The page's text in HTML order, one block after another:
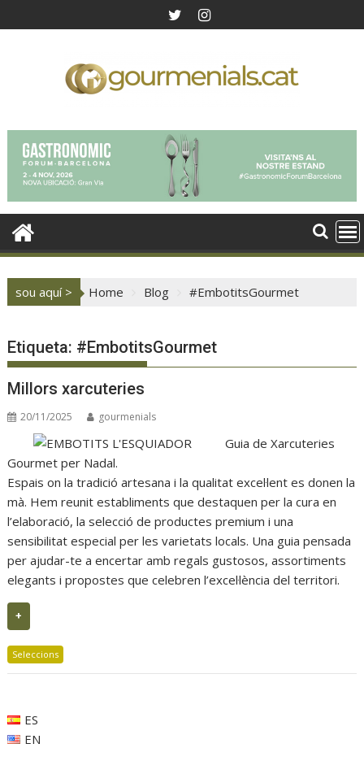
to
sou aquí > Home Blog #EmbotitsGourmet
Etiqueta: #EmbotitsGourmet
Millors xarcuteries
20/11/2025 gourmenials
Guia de Xarcuteries
Gourmet per Nadal.
Espais on la tradició artesana i la qualitat excel·lent es donen la
mà. Hem reunit establiments que destaquen per la cura en
l’elaboració, la selecció de productes premium i una
sensibilitat especial per les varietats locals. Una guia pensada
per ajudar-te a encertar amb regals gustosos, assortiments
elegants i propostes que celebren l’excel·lència del territori.
+
Seleccions
ES
EN